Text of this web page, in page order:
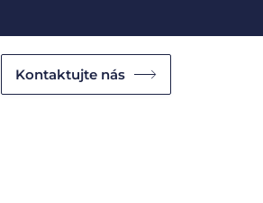
Kontaktujte nás